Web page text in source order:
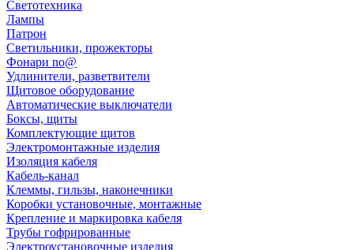
Светотехника
Лампы
Патрон
Светильники, прожекторы
Фонари no@
Удлинители, разветвители
Щитовое оборудование
Автоматические выключатели
Боксы, щиты
Комплектующие щитов
Электромонтажные изделия
Изоляция кабеля
Кабель-канал
Клеммы, гильзы, наконечники
Коробки установочные, монтажные
Крепление и маркировка кабеля
Трубы гофрированные
Электроустановочные изделия